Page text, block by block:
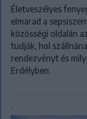
Életveszélyes
elmarad a
közösségi oldalán
tudják, hol
rendezvényt és
Erdélyben.
`